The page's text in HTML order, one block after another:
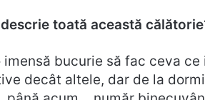
toată această
imensă bucurie să fac ceva
decât altele, dar de la